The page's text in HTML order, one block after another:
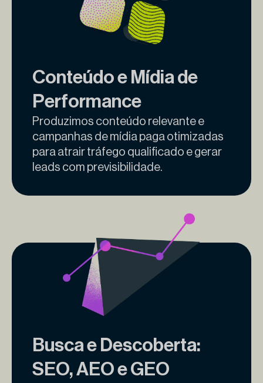
Conteúdo e Mídia de
Performance
Produzimos conteúdo relevante e
campanhas de mídia paga otimizadas
para atrair tráfego qualificado e gerar
leads com previsibilidade.
Busca e Descoberta:
SEO, AEO e GEO